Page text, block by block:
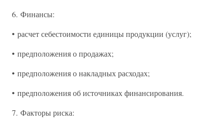
6. Финансы:
• расчет себестоимости единицы продукции (услуг);
• предположения о продажах;
• предположения о накладных расходах;
• предположения об источниках финансирования.
7. Факторы риска: